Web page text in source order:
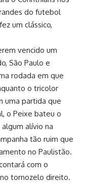
do futebol
um clássico,
vencido um
São Paulo e
rodada em que
o tricolor
uma partida que
o Peixe bateu o
alívio na
tão ruim que
no Paulistão.
com o
tornozelo direito.